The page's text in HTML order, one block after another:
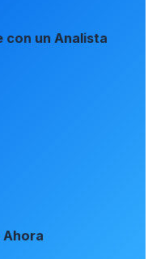
con un Analista
Ahora